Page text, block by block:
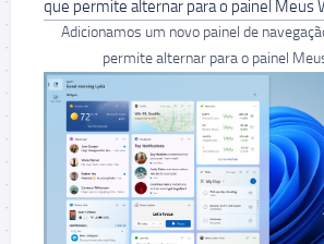
Adicionamos um novo painel de
permite alternar para o painel